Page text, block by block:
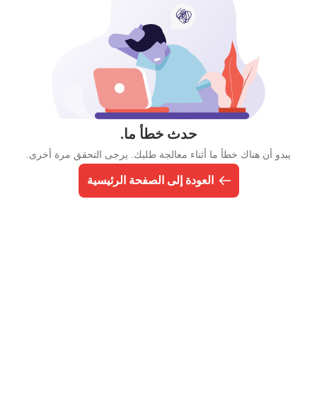
حدث خطأ ما.
يبدو أن هناك خطأ ما أثناء معالجة طلبك. يرجى التحقق مرة أخرى.
العودة إلى الصفحة الرئيسية